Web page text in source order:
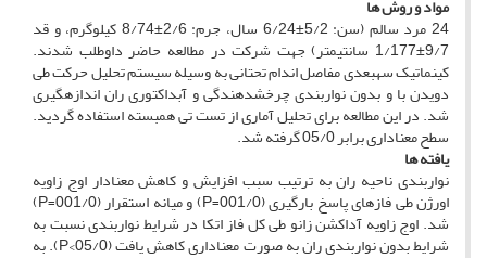
مواد و روش ­ها
24 مرد سالم (سن: 5/2±6/24 سال، جرم: 2/6±8/74 کیلوگرم، و قد
9/7±1/177 سانتی­متر) جهت شرکت در مطالعه حاضر داوطلب شدند.
کینماتیک سه­بعدی مفاصل اندام تحتانی به وسیله سیستم تحلیل حرکت طی
دویدن با و بدون نواربندی چرخش­دهندگی و آبداکتوری ران اندازه­گیری
شد. در این مطالعه برای تحلیل آماری از تست تی همبسته استفاده گردید.
سطح معناداری برابر 05/0 گرفته شد.
یافته ­ها
نواربندی ناحیه ران به ترتیب سبب افزایش و کاهش معنادار اوج زاویه
اورژن طی فازهای پاسخ بارگیری (001/0=P) و میانه استقرار (001/0=P)
شد. اوج زاویه آداکشن زانو طی کل فاز اتکا در شرایط نواربندی نسبت به
شرایط بدون نواربندی ران به صورت معناداری کاهش یافت (05/0>P). به